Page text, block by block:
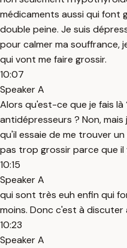
médicaments aussi qui font
double peine. Je suis
pour calmer ma souffrance,
qui vont me faire grossir.
10:07
Speaker A
Alors qu'est-ce que je fais là
antidépresseurs ? Non,
qu'il essaie de me trouver
pas trop grossir parce que il
10:15
Speaker A
qui sont très euh enfin qui
moins. Donc c'est à discuter
10:23
Speaker A